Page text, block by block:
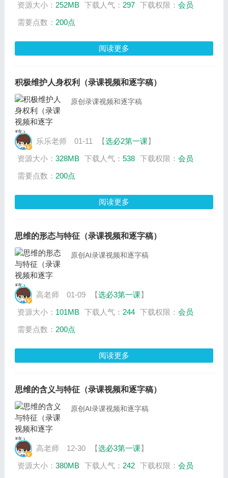
资源大小： 252MB 下载人气： 297 下载权限： 会员
需要点数： 200点
阅读更多
积极维护人身权利（录课视频和逐字稿）
原创录课视频和逐字稿
乐乐老师 01-11 【选必2第一课】
资源大小： 328MB 下载人气： 538 下载权限： 会员
需要点数： 200点
阅读更多
思维的形态与特征（录课视频和逐字稿）
原创AI录课视频和逐字稿
高老师 01-09 【选必3第一课】
资源大小： 101MB 下载人气： 244 下载权限： 会员
需要点数： 200点
阅读更多
思维的含义与特征（录课视频和逐字稿）
原创AI录课视频和逐字稿
高老师 12-30 【选必3第一课】
资源大小： 380MB 下载人气： 242 下载权限： 会员